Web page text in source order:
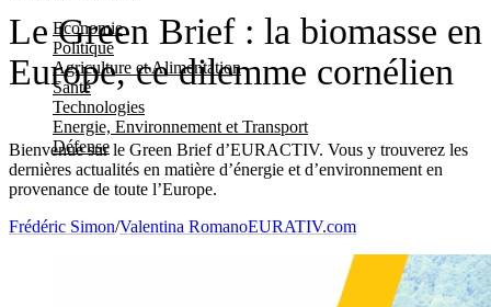
Economie
Politique
Agriculture et Alimentation
Santé
Technologies
Energie, Environnement et Transport
Défense
Le Green Brief : la biomasse en
Europe, ce dilemme cornélien
Bienvenue sur le Green Brief d’EURACTIV. Vous y trouverez les
dernières actualités en matière d’énergie et d’environnement en
provenance de toute l’Europe.
Frédéric Simon/Valentina RomanoEURATIV.com